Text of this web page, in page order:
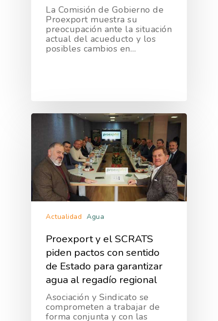
La Comisión de Gobierno de
Proexport muestra su
preocupación ante la situación
actual del acueducto y los
posibles cambios en…
Actualidad Agua
Proexport y el SCRATS
piden pactos con sentido
de Estado para garantizar
agua al regadío regional
Asociación y Sindicato se
comprometen a trabajar de
forma conjunta y con las